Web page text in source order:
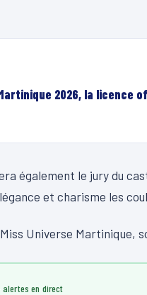
2026, la licence
également le jury du
et charisme les
Universe Martinique,